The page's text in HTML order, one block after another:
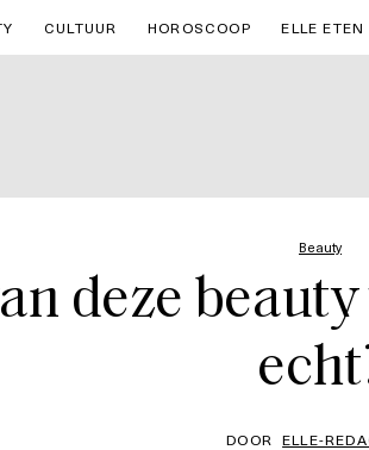
CULTUUR HOROSCOOP ELLE ETEN
Beauty
deze
DOOR ELLE-